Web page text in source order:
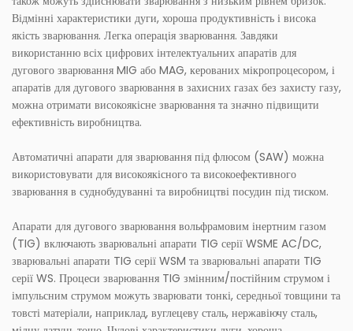
Відмінні характеристики дуги, хороша продуктивність і висока
якість зварювання. Легка операція зварювання. Завдяки
використанню всіх цифрових інтелектуальних апаратів для
дугового зварювання MIG або MAG, керованих мікропроцесором, і
апаратів для дугового зварювання в захисних газах без захисту газу,
можна отримати високоякісне зварювання та значно підвищити
ефективність виробництва.
Автоматичні апарати для зварювання під флюсом (SAW) можна
використовувати для високоякісного та високоефективного
зварювання в суднобудуванні та виробництві посудин під тиском.
Апарати для дугового зварювання вольфрамовим інертним газом
(TIG) включають зварювальні апарати TIG серії WSME AC/DC,
зварювальні апарати TIG серії WSM та зварювальні апарати TIG
серії WS. Процеси зварювання TIG змінним/постійним струмом і
імпульсним струмом можуть зварювати тонкі, середньої товщини та
товсті матеріали, наприклад, вуглецеву сталь, нержавіючу сталь,